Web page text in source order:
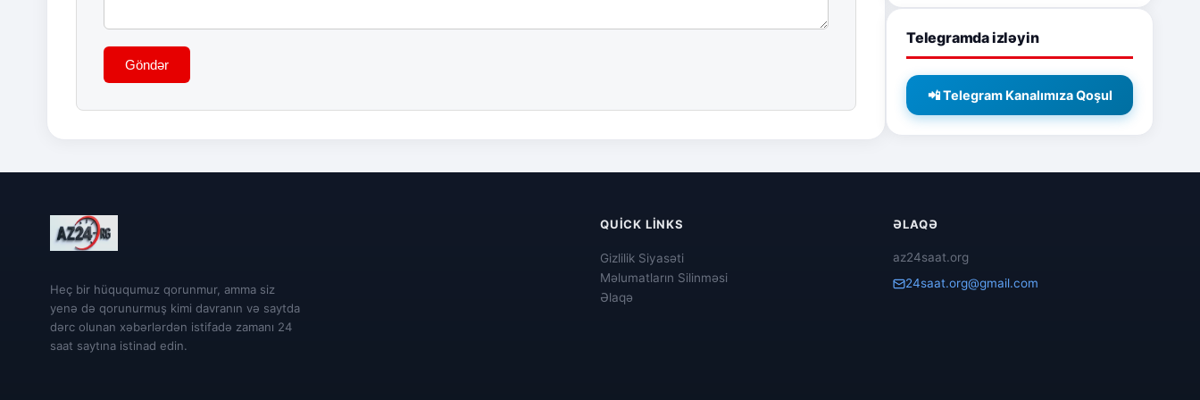
Göndər
Telegramda izləyin
📲 Telegram Kanalımıza Qoşul
Heç bir hüququmuz qorunmur, amma siz
yenə də qorunurmuş kimi davranın və saytda
dərc olunan xəbərlərdən istifadə zamanı 24
saat saytına istinad edin.
QUICK LINKS
Gizlilik Siyasəti
Məlumatların Silinməsi
Əlaqə
ƏLAQƏ
az24saat.org
24saat.org@gmail.com